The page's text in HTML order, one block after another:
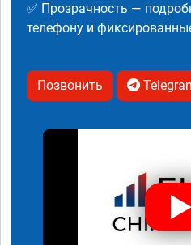
✅ Прозрачность —
телефону и
Позвонить